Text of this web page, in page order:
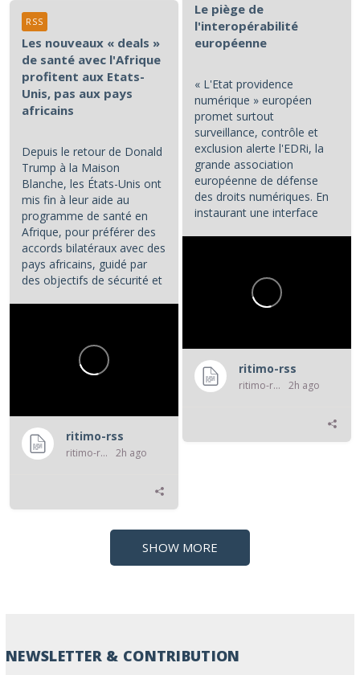
Le piège de
l'interopérabilité
européenne
« L'Etat providence
numérique » européen
promet surtout
surveillance, contrôle et
exclusion alerte l'EDRi, la
grande association
européenne de défense
des droits numériques. En
instaurant une interface
ritimo-rss
ritimo-rss 2h ago
Les nouveaux « deals »
de santé avec l'Afrique
profitent aux Etats-
Unis, pas aux pays
africains
Depuis le retour de Donald
Trump à la Maison
Blanche, les États-Unis ont
mis fin à leur aide au
programme de santé en
Afrique, pour préférer des
accords bilatéraux avec des
pays africains, guidé par
des objectifs de sécurité et
ritimo-rss
ritimo-rss 2h ago
RSS
SHOW MORE
NEWSLETTER & CONTRIBUTION